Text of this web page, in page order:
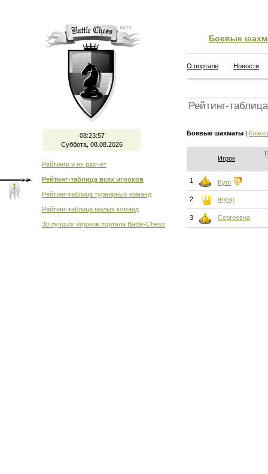
08:23:57
Суббота, 08.08.2026
Рейтинги и их расчет
Рейтинг-таблица всех игроков
Рейтинг-таблица турнирных команд
Рейтинг-таблица малых команд
30 лучших игроков портала Battle-Chess
Боевые
О портале Новости
Рейтинг-
Боевые шахматы |
Игрок
1 Kym
2 ягуар
3 Сергеевна